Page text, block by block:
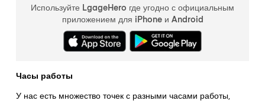
Используйте LgageHero где угодно с официальным
приложением для iPhone и Android
Часы работы
У нас есть множество точек с разными часами работы,